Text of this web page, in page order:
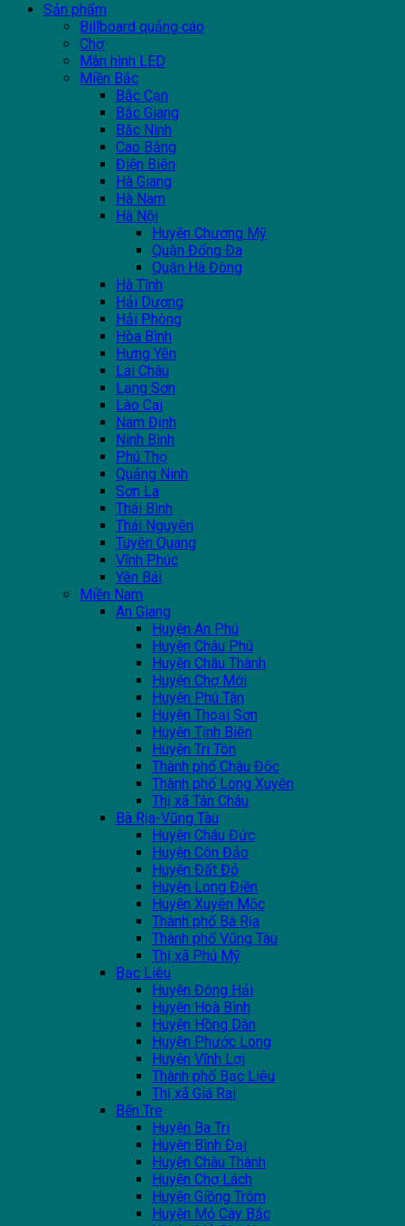
Sản phẩm
Billboard quảng cáo
Chợ
Màn hình LED
Miền Bắc
Bắc Cạn
Bắc Giang
Bắc Ninh
Cao Bằng
Điện Biên
Hà Giang
Hà Nam
Hà Nội
Huyện Chương Mỹ
Quận Đống Đa
Quận Hà Đông
Hà Tĩnh
Hải Dương
Hải Phòng
Hòa Bình
Hưng Yên
Lai Châu
Lạng Sơn
Lào Cai
Nam Định
Ninh Bình
Phú Thọ
Quảng Ninh
Sơn La
Thái Bình
Thái Nguyên
Tuyên Quang
Vĩnh Phúc
Yên Bái
Miền Nam
An Giang
Huyện An Phú
Huyện Châu Phú
Huyện Châu Thành
Huyện Chợ Mới
Huyện Phú Tân
Huyện Thoại Sơn
Huyện Tịnh Biên
Huyện Tri Tôn
Thành phố Châu Đốc
Thành phố Long Xuyên
Thị xã Tân Châu
Bà Rịa-Vũng Tàu
Huyện Châu Đức
Huyện Côn Đảo
Huyện Đất Đỏ
Huyện Long Điền
Huyện Xuyên Mộc
Thành phố Bà Rịa
Thành phố Vũng Tàu
Thị xã Phú Mỹ
Bạc Liêu
Huyện Đông Hải
Huyện Hoà Bình
Huyện Hồng Dân
Huyện Phước Long
Huyện Vĩnh Lợi
Thành phố Bạc Liêu
Thị xã Giá Rai
Bến Tre
Huyện Ba Tri
Huyện Bình Đại
Huyện Châu Thành
Huyện Chợ Lách
Huyện Giồng Trôm
Huyện Mỏ Cày Bắc